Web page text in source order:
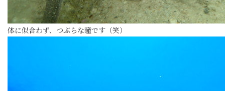
体に似合わず、つぶらな瞳です（笑）